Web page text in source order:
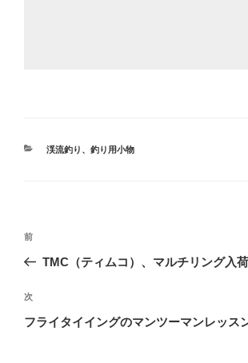
カ
渓流釣り 、 釣り用小物
投
ビ
ゲ
前
の
稿
前
TMC（ティムコ）、マルチリング入荷
次
の
次
フライタイイングのマンツーマンレッスン